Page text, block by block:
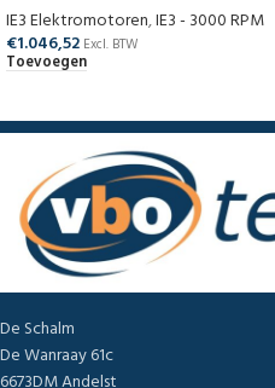
IE3 Elektromotoren,IE3 - 3000 RPM
€1.046,52 Excl. BTW
Toevoegen
De Schalm
De Wanraay 61c
6673DM Andelst